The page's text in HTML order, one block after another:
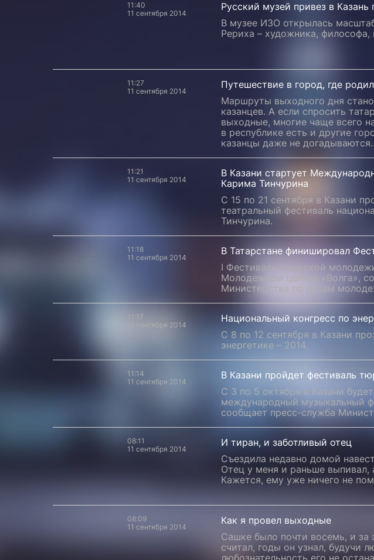
11:40
11 сентября 2014
Русский музей привез в Казань
В музее ИЗО открылась
Рериха – художника, философа,
11:27
11 сентября 2014
Путешествие в город, где
Маршруты выходного дня
казанцев. А если спросить
выходные, многие чаще всего
в республике есть и другие
казанцы даже не догадываются.
11:21
11 сентября 2014
В Казани стартует
Карима Тинчурина
С 15 по 21 сентября в Казани
театральный фестиваль
Тинчурина.
11:18
11 сентября 2014
В Татарстане финишировал
I Фестиваль тюркской
Молодежном центре «Волга»,
Министерства по делам
11:17
11 сентября 2014
Национальный конгресс по
С 8 по 12 сентября в Казани
энергетике – 2014.
11:14
11 сентября 2014
В Казани пройдет фестиваль
С 3 по 5 октября в Казани
международный музыкальный
сообщает пресс-служба
08:11
11 сентября 2014
И тиран, и заботливый отец
Съездила недавно домой
Отец у меня и раньше выпивал,
Кажется, ему уже ничего не
08:09
11 сентября 2014
Как я провел выходные
Сашке было почти восемь, и за
считал, годы он узнал, будучи
любознательность его не